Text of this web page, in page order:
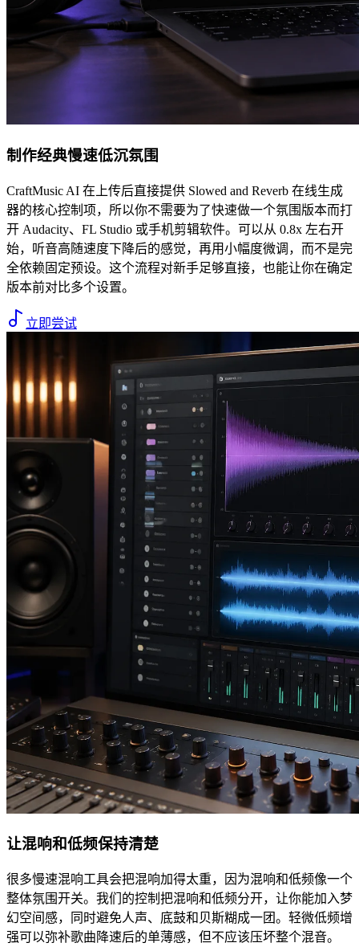
制作经典慢速低沉氛围
CraftMusic AI 在上传后直接提供 Slowed and Reverb 在线生成
器的核心控制项，所以你不需要为了快速做一个氛围版本而打
开 Audacity、FL Studio 或手机剪辑软件。可以从 0.8x 左右开
始，听音高随速度下降后的感觉，再用小幅度微调，而不是完
全依赖固定预设。这个流程对新手足够直接，也能让你在确定
版本前对比多个设置。
立即尝试
让混响和低频保持清楚
很多慢速混响工具会把混响加得太重，因为混响和低频像一个
整体氛围开关。我们的控制把混响和低频分开，让你能加入梦
幻空间感，同时避免人声、底鼓和贝斯糊成一团。轻微低频增
强可以弥补歌曲降速后的单薄感，但不应该压坏整个混音。